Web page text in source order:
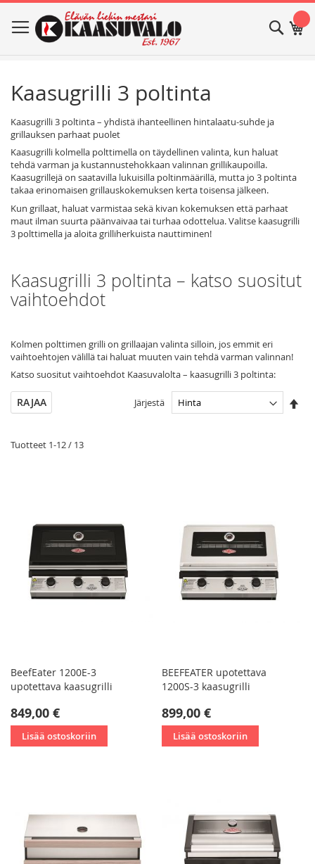
to
Content
Haku
Kaasugrilli 3 poltinta
Kaasugrilli 3 poltinta – yhdistä ihanteellinen hintalaatu-suhde ja
grillauksen parhaat puolet
Kaasugrilli kolmella polttimella on täydellinen valinta, kun haluat
tehdä varman ja kustannustehokkaan valinnan grillikaupoilla.
Kaasugrillejä on saatavilla lukuisilla poltinmäärillä, mutta jo 3 poltinta
takaa erinomaisen grillauskokemuksen kerta toisensa jälkeen.
Kun grillaat, haluat varmistaa sekä kivan kokemuksen että parhaat
maut ilman suurta päänvaivaa tai turhaa odottelua. Valitse kaasugrilli
3 polttimella ja aloita grilliherkuista nauttiminen!
Kaasugrilli 3 poltinta – katso suositut
vaihtoehdot
Kolmen polttimen grilli on grillaajan valinta silloin, jos emmit eri
vaihtoehtojen välillä tai haluat muuten vain tehdä varman valinnan!
Katso suositut vaihtoehdot Kaasuvalolta – kaasugrilli 3 poltinta:
Tuotteet 1-12/ 13
Järjestä
BeefEater 1200E-3
upotettava kaasugrilli
849,00 €
Lisää ostoskoriin
BEEFEATER upotettava
1200S-3 kaasugrilli
899,00 €
Lisää ostoskoriin
RAJAA